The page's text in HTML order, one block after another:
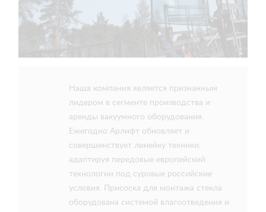
Наша компания является признанным
лидером в сегменте производства и
аренды вакуумного оборудования.
Ежегодно Арлифт обновляет и
совершенствует линейку техники,
адаптируя передовые европейский
технологии под суровые российские
условия. Присоска для монтажа стекла
оборудована системой влагоотведения и